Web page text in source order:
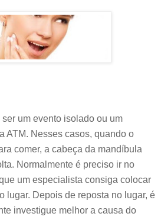
um evento isolado ou um
ATM. Nesses casos, quando o
comer, a cabeça da mandíbula
Normalmente é preciso ir no
um especialista consiga colocar
lugar. Depois de reposta no lugar, é
investigue melhor a causa do